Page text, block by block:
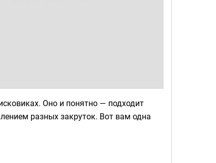
Оно и понятно — подходит
разных закруток. Вот вам одна